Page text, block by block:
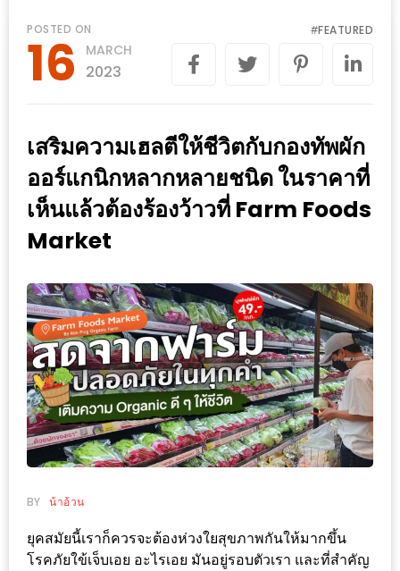
ความ
เป็น
เล่น
กัน
ฐานะ
อะไร
…
งาน
ที่
ครบ
ครั้ง
ช้อป
ชิ
ลล์
ชิม
ที่
FESTIVAL
POSTED ON
16 MARCH
2023
#FEATURED
เสริมความเฮลตีให้ชีวิตกับกองทัพผัก
ออร์แกนิกหลากหลายชนิด ในราคาที่
เห็นแล้วต้องร้องว้าวที่ Farm Foods
Market
BY น้าอ้วน
ยุคสมัยนี้เราก็ควรจะต้องห่วงใยสุขภาพกันให้มากขึ้น
โรคภัยใข้เจ็บเอย อะไรเอย มันอยู่รอบตัวเรา และที่สำคัญ